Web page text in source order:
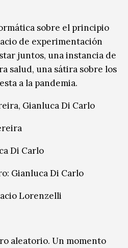
sobre el principio
de experimentación
juntos, una instancia de
salud, una sátira sobre los
a la pandemia.
Gianluca Di Carlo
Di Carlo
Gianluca Di Carlo
Lorenzelli
aleatorio. Un momento